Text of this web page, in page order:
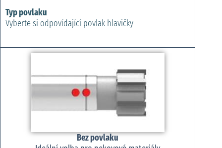
Typ povlaku
Vyberte si odpovídající povlak hlavičky
Bez povlaku